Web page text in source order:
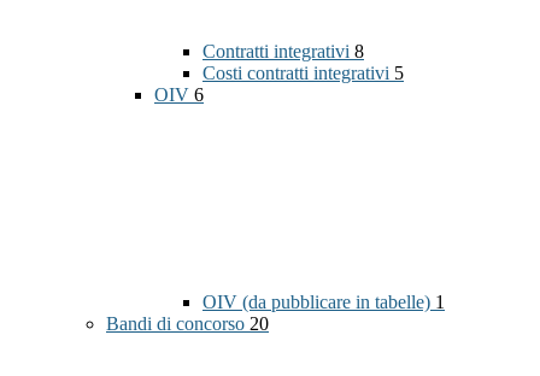
Contratti integrativi 8
Costi contratti integrativi 5
OIV 6
OIV (da pubblicare in tabelle) 1
Bandi di concorso 20